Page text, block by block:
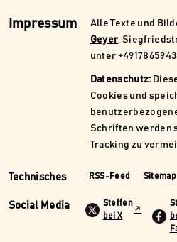
Impressum Alle Texte und
Geyer,
unter
Datenschutz:
Cookies und
Schriften werden
Tracking zu
Technisches RSS-Feed Sitemap
Social Media
Steffen
bei X